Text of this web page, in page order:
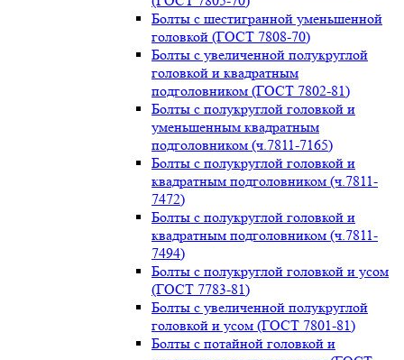
Болты с шестигранной уменьшенной
головкой (ГОСТ 7808-70)
Болты с увеличенной полукруглой
головкой и квадратным
подголовником (ГОСТ 7802-81)
Болты с полукруглой головкой и
уменьшенным квадратным
подголовником (ч.7811-7165)
Болты с полукруглой головкой и
квадратным подголовником (ч.7811-
7472)
Болты с полукруглой головкой и
квадратным подголовником (ч.7811-
7494)
Болты с полукруглой головкой и усом
(ГОСТ 7783-81)
Болты с увеличенной полукруглой
головкой и усом (ГОСТ 7801-81)
Болты с потайной головкой и